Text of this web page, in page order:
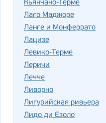
Кьянчано-Терме
Лаго Маджоре
Ланге и Монферрато
Лацизе
Левико-Терме
Леричи
Лечче
Ливорно
Лигурийская ривьера
Лидо ди Езоло